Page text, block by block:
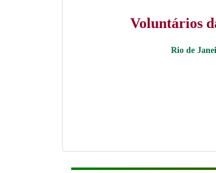
Voluntários
Rio de